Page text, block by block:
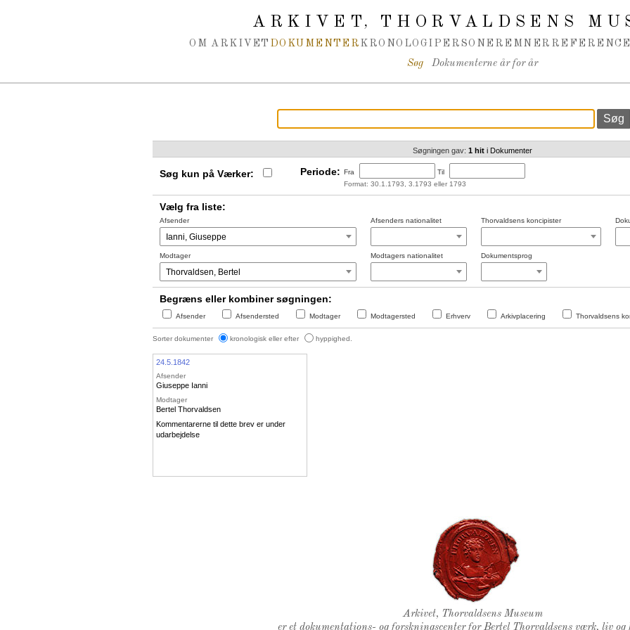
ARKIVET, THORVALDSENS
OM ARKIVET DOKUMENTER KRONOLOGI PERSONER EMNER
Søg Dokumenterne år for år
Søgningen gav: 1 hit i Dokumenter
Søg kun på Værker: Periode: Fra
Til
Format: 30.1.1793, 3.1793 eller 1793
Vælg fra liste:
Afsender Afsenders nationalitet Thorvaldsens koncipister
Modtager Modtagers nationalitet Dokumentsprog
Begræns eller kombiner søgningen:
Afsender Afsendersted Modtager Modtagersted Erhverv Arkivplacering Thorvaldsens
Sorter dokumenter kronologisk eller efter hyppighed.
24.5.1842
Afsender
Giuseppe Ianni
Modtager
Bertel Thorvaldsen
Kommentarerne til dette brev er under
udarbejdelse
Thorvaldsens Segl
Arkivet, Thorvaldsens Museum
er et dokumentations- og forskningscenter for Bertel Thorvaldsens værk, liv og